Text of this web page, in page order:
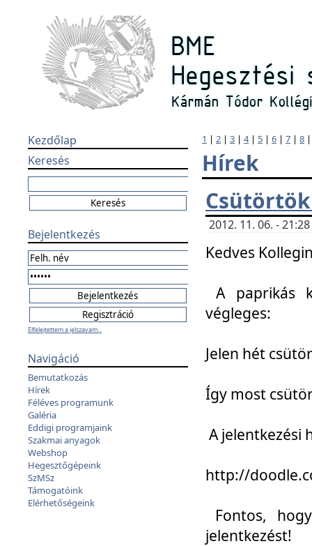
Kezdőlap
Keresés
Bejelentkezés
Elfelejtettem a jelszavam...
Navigáció
Bemutatkozás
Hírek
Féléves programunk
Galéria
Eddigi programjaink
Szakmai anyagok
Webshop
Hegesztőgépeink
SzMSz
Támogatóink
Elérhetőségeink
1 | 2 | 3 | 4| 5 | 6 | 7 | 8
Hírek
2012. 11. 06. -
Kedves
A paprikás
végleges:
Jelen hét
Így most
A jelentkezési
http://
Fontos,
jelentkezést!